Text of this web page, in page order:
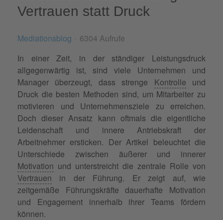
Vertrauen statt Druck
Mediationsblog
6304 Aufrufe
In einer Zeit, in der ständiger Leistungsdruck
allgegenwärtig ist, sind viele Unternehmen und
Manager überzeugt, dass strenge Kontrolle und
Druck die besten Methoden sind, um Mitarbeiter zu
motivieren und Unternehmensziele zu erreichen.
Doch dieser Ansatz kann oftmals die eigentliche
Leidenschaft und innere Antriebskraft der
Arbeitnehmer ersticken. Der Artikel beleuchtet die
Unterschiede zwischen äußerer und innerer
Motivation und unterstreicht die zentrale Rolle von
Vertrauen in der Führung. Er zeigt auf, wie
zeitgemäße Führungskräfte dauerhafte Motivation
und Engagement innerhalb ihrer Teams fördern
können.